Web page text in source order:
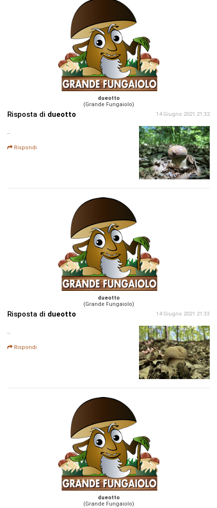
dueotto
(Grande Fungaiolo)
Risposta di dueotto 14 Giugno 2021 21:32
..
Rispondi
dueotto
(Grande Fungaiolo)
Risposta di dueotto 14 Giugno 2021 21:33
..
Rispondi
dueotto
(Grande Fungaiolo)